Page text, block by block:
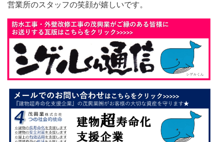
営業所のスタッフの笑顔が嬉しいです。